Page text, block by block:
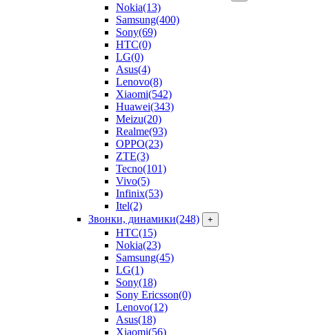
Nokia(13)
Samsung(400)
Sony(69)
HTC(0)
LG(0)
Asus(4)
Lenovo(8)
Xiaomi(542)
Huawei(343)
Meizu(20)
Realme(93)
OPPO(23)
ZTE(3)
Tecno(101)
Vivo(5)
Infinix(53)
Itel(2)
Звонки, динамики(248) +
HTC(15)
Nokia(23)
Samsung(45)
LG(1)
Sony(18)
Sony Ericsson(0)
Lenovo(12)
Asus(18)
Xiaomi(56)